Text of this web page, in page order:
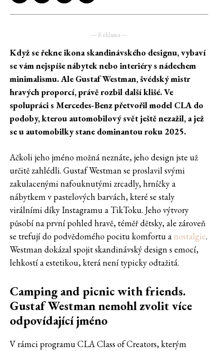
― Reklama ―
Když se řekne ikona skandinávského designu, vybaví
se vám nejspíše nábytek nebo interiéry s nádechem
minimalismu. Ale Gustaf Westman, švédský mistr
hravých proporcí, právě rozbil další klišé. Ve
spolupráci s Mercedes-Benz přetvořil model CLA do
podoby, kterou automobilový svět ještě nezažil, a jež
se u automobilky stane dominantou roku 2025.
Ačkoli jeho jméno možná neznáte, jeho design jste už
určitě zahlédli. Gustaf Westman se proslavil svými
zakulacenými nafouknutými zrcadly, hrníčky a
nábytkem v pastelových barvách, které se staly
virálními díky Instagramu a TikToku. Jeho výtvory
působí na první pohled hravě, téměř dětsky, ale zároveň
se trefují do podvědomého pocitu komfortu a nostalgie.
Westman dokázal spojit skandinávský design s emocí,
lehkostí a estetikou, která není typicky odtažitá.
Camping and picnic with friends.
Gustaf Westman nemohl zvolit více
odpovídající jméno
V rámci programu CLA Class of Creators, kterým